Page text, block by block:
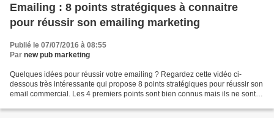
Emailing : 8 points stratégiques à connaitre
pour réussir son emailing marketing
Publié le 07/07/2016 à 08:55
Par new pub marketing
Quelques idées pour réussir votre emailing ? Regardez cette vidéo ci-
dessous très intéressante qui propose 8 points stratégiques pour réussir son
email commercial. Les 4 premiers points sont bien connus mais ils ne sont